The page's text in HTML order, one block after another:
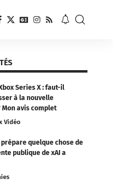
Series X : faut-il
à la nouvelle
avis complet
Vidéo
prépare quelque chose de
publique de xAI a